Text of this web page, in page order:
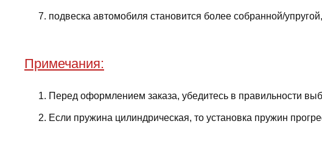
подвеска автомобиля становится более собранной/
Примечания:
Перед оформлением заказа, убедитесь в правильности
Если пружина цилиндрическая, то установка пружин